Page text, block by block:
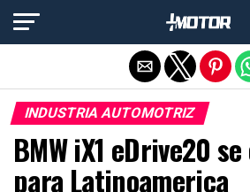
INDUSTRIA AUTOMOTRIZ
BMW iX1 eDrive20
para Latinoamerica
Salir de la versión